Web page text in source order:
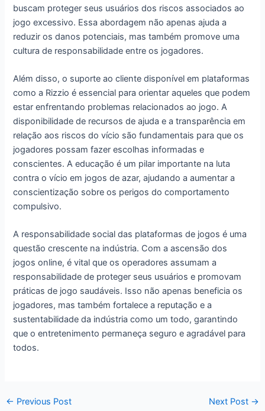
buscam proteger seus usuários dos riscos associados ao
jogo excessivo. Essa abordagem não apenas ajuda a
reduzir os danos potenciais, mas também promove uma
cultura de responsabilidade entre os jogadores.
Além disso, o suporte ao cliente disponível em plataformas
como a Rizzio é essencial para orientar aqueles que podem
estar enfrentando problemas relacionados ao jogo. A
disponibilidade de recursos de ajuda e a transparência em
relação aos riscos do vício são fundamentais para que os
jogadores possam fazer escolhas informadas e
conscientes. A educação é um pilar importante na luta
contra o vício em jogos de azar, ajudando a aumentar a
conscientização sobre os perigos do comportamento
compulsivo.
A responsabilidade social das plataformas de jogos é uma
questão crescente na indústria. Com a ascensão dos
jogos online, é vital que os operadores assumam a
responsabilidade de proteger seus usuários e promovam
práticas de jogo saudáveis. Isso não apenas beneficia os
jogadores, mas também fortalece a reputação e a
sustentabilidade da indústria como um todo, garantindo
que o entretenimento permaneça seguro e agradável para
todos.
← Previous Post Next Post →